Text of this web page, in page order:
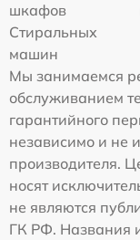
шкафов
Стиральных
машин
Мы занимаемся
обслуживанием
гарантийного
независимо и не
производителя.
носят
не являются
ГК РФ. Названия